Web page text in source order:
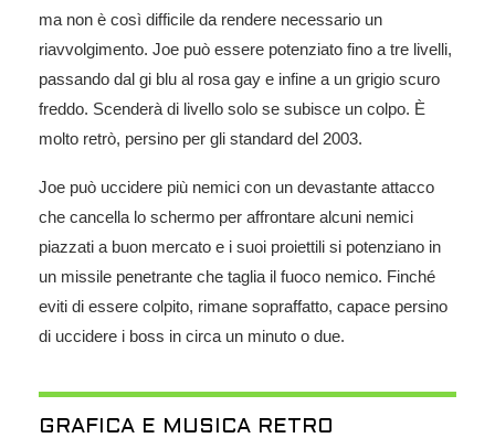
ma non è così difficile da rendere necessario un
riavvolgimento. Joe può essere potenziato fino a tre livelli,
passando dal gi blu al rosa gay e infine a un grigio scuro
freddo. Scenderà di livello solo se subisce un colpo. È
molto retrò, persino per gli standard del 2003.
Joe può uccidere più nemici con un devastante attacco
che cancella lo schermo per affrontare alcuni nemici
piazzati a buon mercato e i suoi proiettili si potenziano in
un missile penetrante che taglia il fuoco nemico. Finché
eviti di essere colpito, rimane sopraffatto, capace persino
di uccidere i boss in circa un minuto o due.
GRAFICA E MUSICA RETRO